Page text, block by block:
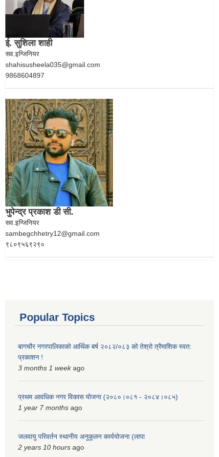
ई. सुशिला शाही
सव.इन्जिनियर
shahisusheela035@gmail.com
9868604897
भुपेन्द्र प्रकाश डी सी.
सव.इन्जिनियर
sambegchhetry12@gmail.com
९८०९५६९२९०
Popular Topics
बागचौर नगरपालिकाको आर्थिक बर्ष २०८२/०८३ को तेश्रो त्रैमाशिक स्वत:
प्रकाशन !
3 months 1 weekago
प्रथम आवधिक नगर विकास योजना (२०८०।०८१ - २०८४।०८५)
1 year 7 months ago
जलवायु परिवर्तन स्थानीय अनुकूलन कार्ययोजना (लापा
2 years 10 hours ago